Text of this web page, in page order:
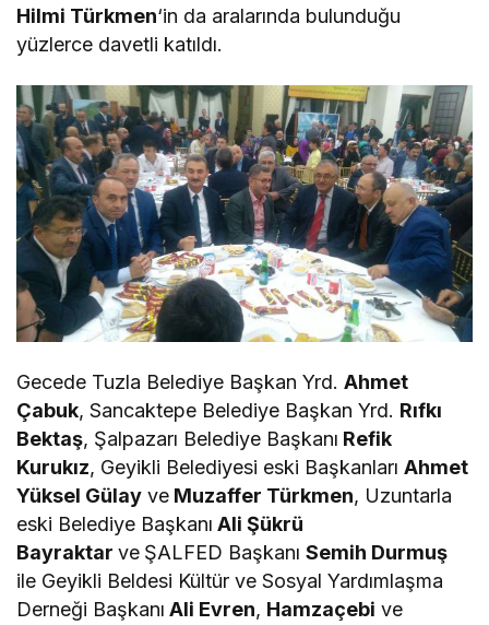
Hilmi Türkmen‘in da aralarında bulunduğu
yüzlerce davetli katıldı.
Gecede Tuzla Belediye Başkan Yrd.Ahmet
Çabuk, Sancaktepe Belediye Başkan Yrd. Rıfkı
Bektaş, Şalpazarı Belediye Başkanı Refik
Kurukız, Geyikli Belediyesi eski BaşkanlarıAhmet
Yüksel Gülay ve Muzaffer Türkmen, Uzuntarla
eski Belediye Başkanı Ali Şükrü
Bayraktarve ŞALFED BaşkanıSemih Durmuş
ile Geyikli Beldesi Kültür ve Sosyal Yardımlaşma
Derneği Başkanı Ali Evren, Hamzaçebi ve